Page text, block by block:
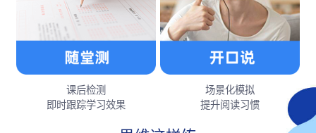
课后检测
即时跟踪学习效果
场景化模拟
提升阅读习惯